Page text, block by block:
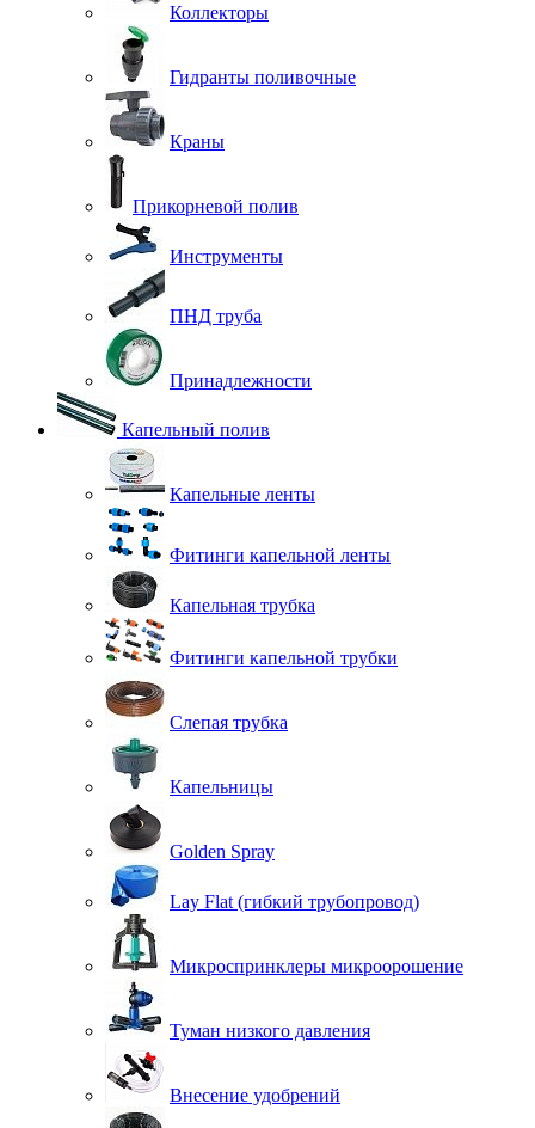
Коллекторы
Гидранты поливочные
Краны
Прикорневой полив
Инструменты
ПНД труба
Принадлежности
Капельный полив
Капельные ленты
Фитинги капельной ленты
Капельная трубка
Фитинги капельной трубки
Слепая трубка
Капельницы
Golden Spray
Lay Flat (гибкий трубопровод)
Микроспринклеры микроорошение
Туман низкого давления
Внесение удобрений